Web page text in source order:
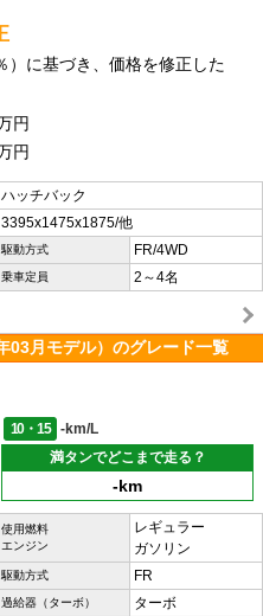
）に基づき、価格を修正した
円
円
ハッチバック
3395x1475x1875/他
駆動方式 FR/4WD
乗車定員 2～4名
03月モデル）のグレード一覧
10・15
-km/L
満タンでどこまで走る？
-km
使用燃料
エンジン
レギュラー
ガソリン
駆動方式 FR
過給器（ターボ） ターボ